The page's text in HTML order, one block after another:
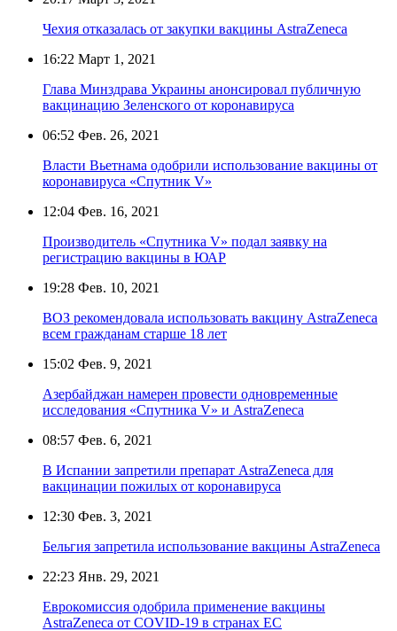
Чехия отказалась от закупки вакцины AstraZeneca
16:22 Март 1, 2021
Глава Минздрава Украины анонсировал публичную
вакцинацию Зеленского от коронавируса
06:52 Фев. 26, 2021
Власти Вьетнама одобрили использование вакцины от
коронавируса «Спутник V»
12:04 Фев. 16, 2021
Производитель «Спутника V» подал заявку на
регистрацию вакцины в ЮАР
19:28 Фев. 10, 2021
ВОЗ рекомендовала использовать вакцину AstraZeneca
всем гражданам старше 18 лет
15:02 Фев. 9, 2021
Азербайджан намерен провести одновременные
исследования «Спутника V» и AstraZeneca
08:57 Фев. 6, 2021
В Испании запретили препарат AstraZeneca для
вакцинации пожилых от коронавируса
12:30 Фев. 3, 2021
Бельгия запретила использование вакцины AstraZeneca
22:23 Янв. 29, 2021
Еврокомиссия одобрила применение вакцины
AstraZeneca от COVID-19 в странах ЕС